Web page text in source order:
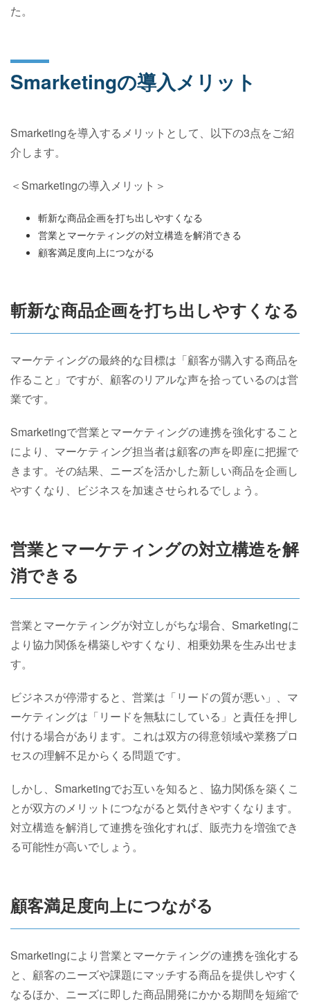
た。
Smarketingの導入メリット
Smarketingを導入するメリットとして、以下の3点をご紹
介します。
＜Smarketingの導入メリット＞
斬新な商品企画を打ち出しやすくなる
営業とマーケティングの対立構造を解消できる
顧客満足度向上につながる
斬新な商品企画を打ち出しやすくなる
マーケティングの最終的な目標は「顧客が購入する商品を
作ること」ですが、顧客のリアルな声を拾っているのは営
業です。
Smarketingで営業とマーケティングの連携を強化すること
により、マーケティング担当者は顧客の声を即座に把握で
きます。その結果、ニーズを活かした新しい商品を企画し
やすくなり、ビジネスを加速させられるでしょう。
営業とマーケティングの対立構造を解
消できる
営業とマーケティングが対立しがちな場合、Smarketingに
より協力関係を構築しやすくなり、相乗効果を生み出せま
す。
ビジネスが停滞すると、営業は「リードの質が悪い」、マ
ーケティングは「リードを無駄にしている」と責任を押し
付ける場合があります。これは双方の得意領域や業務プロ
セスの理解不足からくる問題です。
しかし、Smarketingでお互いを知ると、協力関係を築くこ
とが双方のメリットにつながると気付きやすくなります。
対立構造を解消して連携を強化すれば、販売力を増強でき
る可能性が高いでしょう。
顧客満足度向上につながる
Smarketingにより営業とマーケティングの連携を強化する
と、顧客のニーズや課題にマッチする商品を提供しやすく
なるほか、ニーズに即した商品開発にかかる期間を短縮で